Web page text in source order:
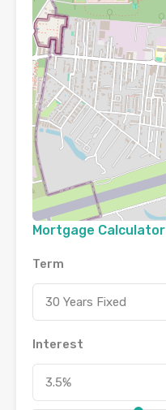
Mortgage Calculator
Term
30 Years Fixed
Interest